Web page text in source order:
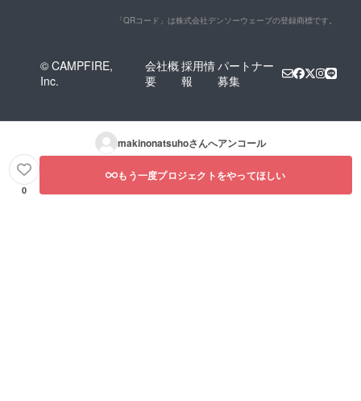
「QRコード」は株式会社デンソーウェーブの登録商標です。
© CAMPFIRE,
Inc.
会社概
要
採用情
報
パートナー
募集
makinonatsuhoさんへアンコール
0
もう一度プロジェクトをやってほしい